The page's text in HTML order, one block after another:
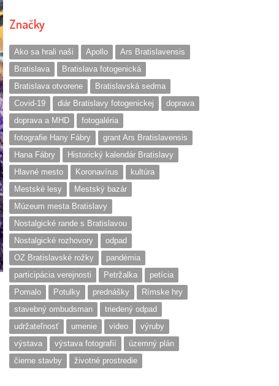
Značky
Ako sa hrali naši Apollo
Ars Bratislavensis
Bratislava
Bratislava fotogenická
Bratislava otvorene
Bratislavská sedma
Covid-19
diár Bratislavy fotogenickej
doprava
doprava a MHD
fotogaléria
fotografie Hany Fábry
grant Ars Bratislavensis
Hana Fábry
Historický kalendár Bratislavy
Hlavné mesto
Koronavírus
kultúra
Mestské lesy
Mestský bazár
Múzeum mesta Bratislavy
Nostalgické rande s Bratislavou
Nostalgické rozhovory
odpad
OZ Bratislavské rožky
pandémia
participácia verejnosti
Petržalka
petícia
Pomalo
Potulky prednášky
Rímske hry
stavebný ombudsman
triedený odpad
udržateľnosť
umenie video
výruby
výstava
výstava fotografií
územný plán
čierne stavby
životné prostredie